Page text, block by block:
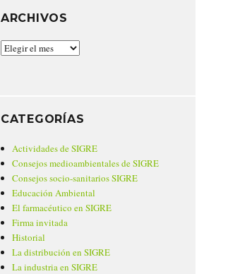
ARCHIVOS
Archivos
CATEGORÍAS
Actividades de SIGRE
Consejos medioambientales de SIGRE
Consejos socio-sanitarios SIGRE
Educación Ambiental
El farmacéutico en SIGRE
Firma invitada
Historial
La distribución en SIGRE
La industria en SIGRE